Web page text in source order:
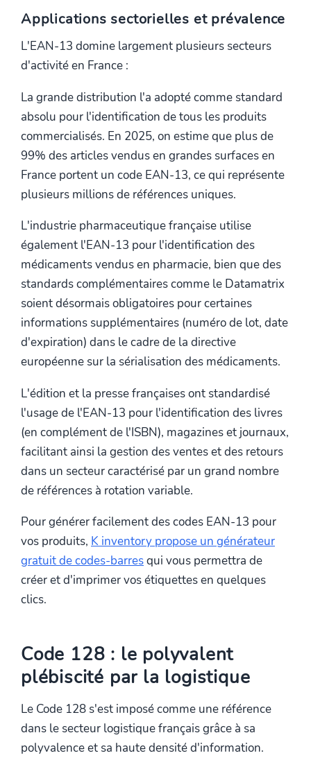
Applications sectorielles et prévalence
L'EAN-13 domine largement plusieurs secteurs
d'activité en France :
La grande distribution l'a adopté comme standard
absolu pour l'identification de tous les produits
commercialisés. En 2025, on estime que plus de
99% des articles vendus en grandes surfaces en
France portent un code EAN-13, ce qui représente
plusieurs millions de références uniques.
L'industrie pharmaceutique française utilise
également l'EAN-13 pour l'identification des
médicaments vendus en pharmacie, bien que des
standards complémentaires comme le Datamatrix
soient désormais obligatoires pour certaines
informations supplémentaires (numéro de lot, date
d'expiration) dans le cadre de la directive
européenne sur la sérialisation des médicaments.
L'édition et la presse françaises ont standardisé
l'usage de l'EAN-13 pour l'identification des livres
(en complément de l'ISBN), magazines et journaux,
facilitant ainsi la gestion des ventes et des retours
dans un secteur caractérisé par un grand nombre
de références à rotation variable.
Pour générer facilement des codes EAN-13 pour
vos produits, K inventory propose un générateur
gratuit de codes-barresqui vous permettra de
créer et d'imprimer vos étiquettes en quelques
clics.
Code 128 : le polyvalent
plébiscité par la logistique
Le Code 128 s'est imposé comme une référence
dans le secteur logistique français grâce à sa
polyvalence et sa haute densité d'information.